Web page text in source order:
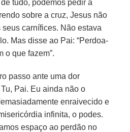
tudo, podemos pedir a
sobre a cruz, Jesus não
carnífices. Não estava
Mas disse ao Pai: “Perdoa-
o que fazem”.
passo ante uma dor
Pai. Eu ainda não o
enraivecido e
infinita, o podes.
espaço ao perdão no